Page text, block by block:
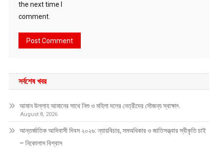
the next time I
comment.
সর্বশেষ খবর
আমান উল্লাহ আমানের সাথে নিশু ও মহিলা দলের নেত্রীদের সৌজন্য স্বাক্ষাৎ
August 8, 2026
আন্তর্জাতিক আদিবাসী দিবস ২০২৬: ন্যায়বিচার, সমঅধিকার ও জাতিসত্ত্বার স্বীকৃতি চাই
– নিকোলাস বিশ্বাস